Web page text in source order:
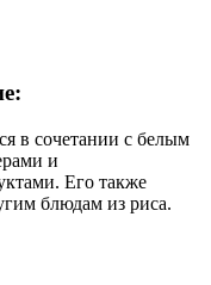
в сочетании с белым
и
Его также
блюдам из риса.